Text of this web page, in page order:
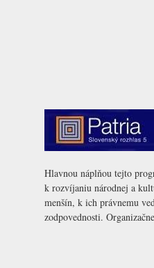
Hlavnou náplňou tejto
k rozvíjaniu národnej a
menšín, k ich právnemu
zodpovednosti.